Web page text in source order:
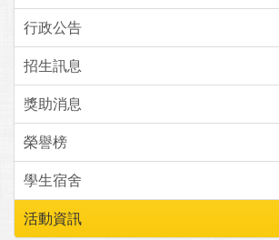
行政公告
招生訊息
獎助消息
榮譽榜
學生宿舍
活動資訊